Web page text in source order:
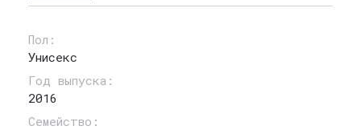
Пол:
Унисекс
Год выпуска:
2016
Семейство: